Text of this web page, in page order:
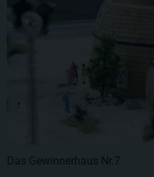
Das Gewinnerhaus Nr.7